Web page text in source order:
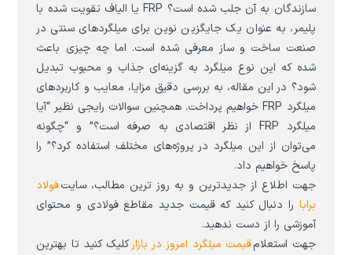
سازندگان به آن جلب شده است؟ FRP یا الیاف تقویت شده با
پلیمر، به عنوان یک جایگزین نوین برای میلگردهای سنتی در
صنعت ساخت و ساز معرفی شده است. اما چه چیزی باعث
شده که این نوع میلگرد به گزینه‌ای جذاب و محبوب تبدیل
شود؟ در این مقاله، به بررسی دقیق مزایا، معایب و کاربردهای
میلگرد FRP خواهیم پرداخت. همچنین سوالات رایجی نظیر “آیا
میلگرد FRP از نظر اقتصادی به صرفه است؟” و “چگونه
می‌توان از این میلگرد در پروژه‌های مختلف استفاده کرد؟” را
پاسخ خواهیم داد.
جهت اطلاع از جدیدترین و به روز ترین مطالب، سایتفولاد
برابا را دنبال کنید که قیمت جدید مقاطع فولادی و محتوای
آموزشی را از دست ندهید.
جهت استعلامقیمت میلگرد امروز در بازارکلیک کنید تا بهترین